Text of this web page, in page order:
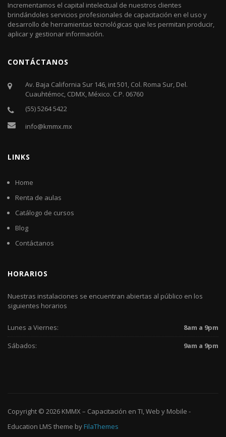
Incrementamos el capital intelectual de nuestros clientes
brindándoles servicios profesionales de capacitación en el uso y
desarrollo de herramientas tecnológicas que les permitan producir,
aplicar y gestionar información.
CONTÁCTANOS
Av. Baja California Sur 146, int 501, Col. Roma Sur, Del.
Cuauhtémoc, CDMX, México. C.P. 06760​
(55) 5264 5422
info@kmmx.mx
LINKS
Home
Renta de aulas
Catálogo de cursos
Blog
Contáctanos
HORARIOS
Nuestras instalaciones se encuentran abiertas al público en los
siguientes horarios
Lunes a Viernes:
8am a 9pm
Sábados:
9am a 9pm
Copyright © 2026 KMMX – Capacitación en TI, Web y Mobile -
Education LMS theme by FilaThemes